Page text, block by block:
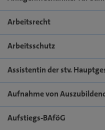
Arbeitsrecht
Arbeitsschutz
Assistentin der stv.
Aufnahme von
Aufstiegs-BAföG